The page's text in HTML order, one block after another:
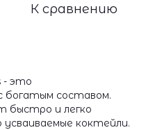
К сравнению
- это
богатым составом.
быстро и легко
коктейли.